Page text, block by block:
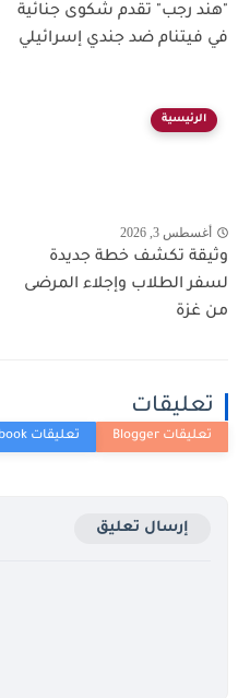
"هند رجب" تقدم شكوى جنائية
في فيتنام ضد جندي إسرائيلي
الرئيسية
أغسطس 3, 2026
وثيقة تكشف خطة جديدة
لسفر الطلاب وإجلاء المرضى
من غزة
تعليقات
إرسال تعليق